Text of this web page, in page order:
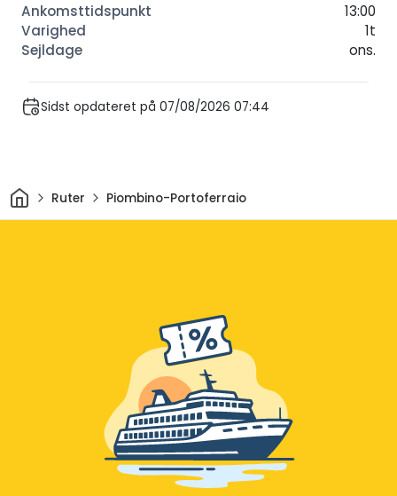
13:00
1t
ons.
Sidst opdateret på 07/08/2026 07:44
HjemRuter Piombino-Portoferraio